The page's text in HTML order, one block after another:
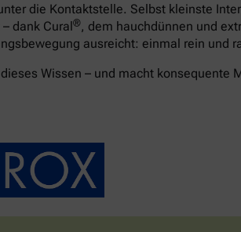
die Kontaktstelle. Selbst kleinste
dank Cural®, dem hauchdünnen und
ausreicht: einmal rein und
Wissen – und macht konsequente